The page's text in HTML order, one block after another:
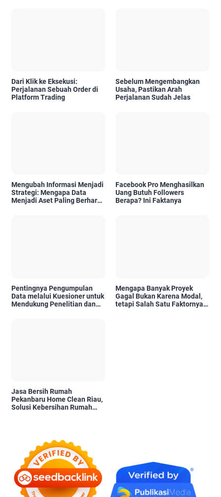
Dari Klik ke Eksekusi:
Perjalanan Sebuah Order di
Platform Trading
Sebelum Mengembangkan
Usaha, Pastikan Arah
Perjalanan Sudah Jelas
Mengubah Informasi Menjadi
Strategi: Mengapa Data
Menjadi Aset Paling Berharga
Facebook Pro Menghasilkan
Uang Butuh Followers
Berapa? Ini Faktanya
Pentingnya Pengumpulan
Data melalui Kuesioner untuk
Mendukung Penelitian dan
Mengapa Banyak Proyek
Gagal Bukan Karena Modal,
tetapi Salah Satu Faktornya
Jasa Bersih Rumah
Pekanbaru Home Clean Riau,
Solusi Kebersihan Rumah